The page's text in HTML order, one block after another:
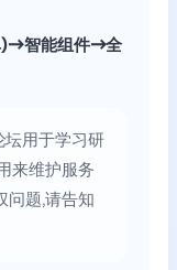
)→智能组件→全
坛用于学习研
来维护服务
问题,请告知